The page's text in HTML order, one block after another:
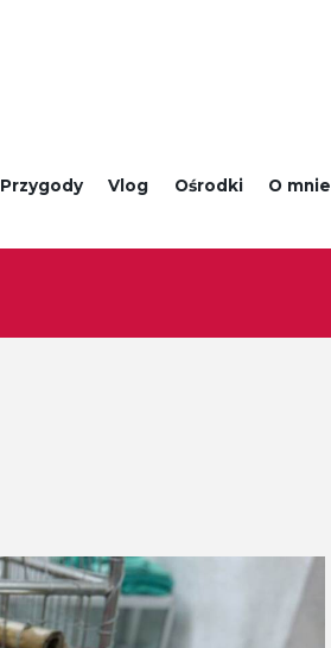
Przygody Vlog Ośrodki O mnie